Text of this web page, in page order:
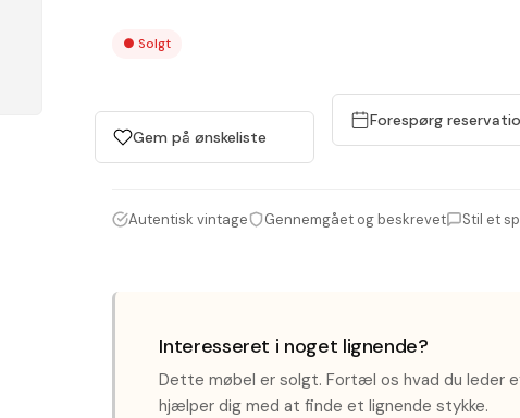
●Solgt
Gem på ønskeliste
Forespørg
Autentisk vintage Gennemgået og beskrevet Stil et
Interesseret i noget lignende?
Dette møbel er solgt. Fortæl os hvad du leder
hjælper dig med at finde et lignende stykke.